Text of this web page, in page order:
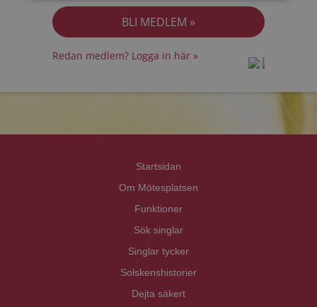
Redan medlem? Logga in här »
Startsidan
Om Mötesplatsen
Funktioner
Sök singlar
Singlar tycker
Solskenshistorier
Dejta säkert